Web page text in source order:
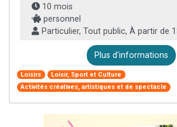
10 mois
personnel
Particulier, Tout public, À partir de
Plus d'informations
Loisirs
Loisir, Sport et Culture
Activités créatives, artistiques et de spectacle